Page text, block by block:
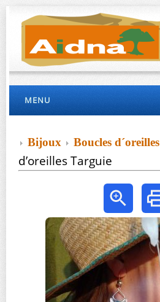
MENU
Bijoux Boucles d´oreilles
d’oreilles Targuie